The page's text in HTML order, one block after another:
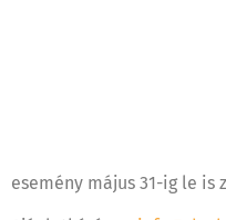
esemény május 31-ig le is